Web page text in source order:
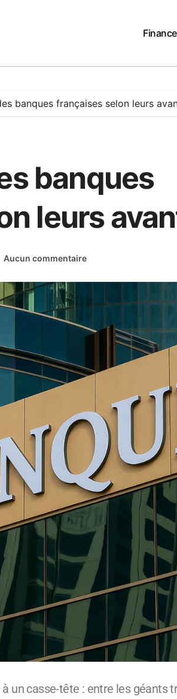
Finance
banques françaises selon leurs
banques
leurs
Aucun commentaire